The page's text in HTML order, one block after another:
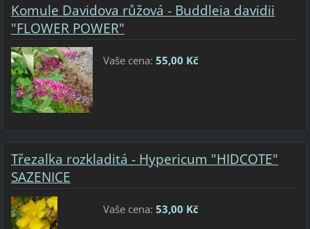
Komule Davidova růžová - Buddleia davidii
"FLOWER POWER"
Vaše cena: 55,00 Kč
Třezalka rozkladitá - Hypericum "HIDCOTE"
SAZENICE
Vaše cena: 53,00 Kč